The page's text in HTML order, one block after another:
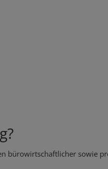
bürowirtschaftlicher sowie